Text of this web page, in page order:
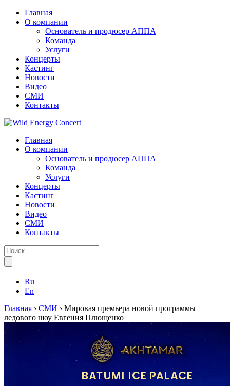
Главная
О компании
Основатель и продюсер АППА
Команда
Услуги
Концерты
Кастинг
Новости
Видео
СМИ
Контакты
Главная
О компании
Основатель и продюсер АППА
Команда
Услуги
Концерты
Кастинг
Новости
Видео
СМИ
Контакты
Ru
En
Главная › СМИ › Мировая премьера новой программы
ледового шоу Евгения Плющенко